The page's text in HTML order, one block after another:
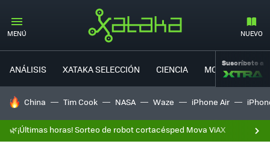
MENÚ NUEVO
ANÁLISIS XATAKA SELECCIÓN CIENCIA MOVILIDAD
Suscríbete a
HOY SE HABLA DE
China Tim Cook NASA Waze iPhone Air
🌿¡Últimas horas! Sorteo de robot cortacésped Mova ViAX